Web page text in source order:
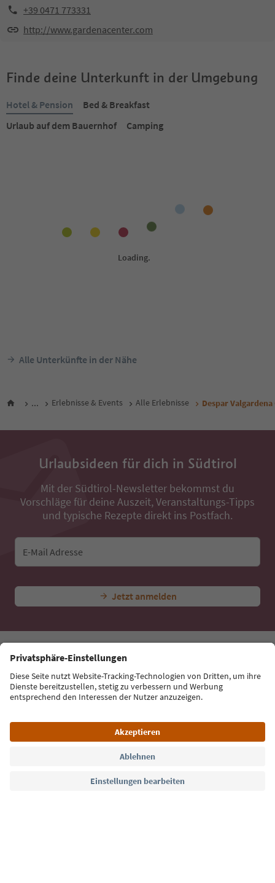
+39 0471 773331
http://www.gardenacenter.com
Finde deine Unterkunft in der Umgebung
Hotel & Pension
Bed & Breakfast
Urlaub auf dem Bauernhof
Camping
Nacht / Gäste Inkl. MwSt.
Alle Unterkünfte in der Nähe
... Erlebnisse & Events Alle Erlebnisse Despar
Mit der Südtirol-Newsletter bekommst du
Vorschläge für deine Auszeit, Veranstaltungs-Tipps
Jetzt anmelden